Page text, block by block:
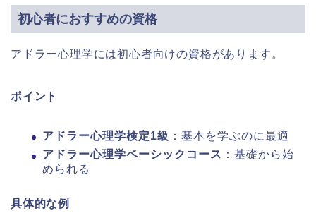
初心者におすすめの資格
アドラー心理学には初心者向けの資格があります。
ポイント
アドラー心理学検定1級 ：基本を学ぶのに最適
アドラー心理学ベーシックコース ：基礎から始
められる
具体的な例